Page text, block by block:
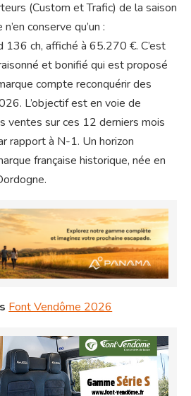
(Custom et Trafic) de la saison
conserve qu’un :
136 ch, affiché à 65.270 €. C’est
et bonifié qui est proposé
compte reconquérir des
L’objectif est en voie de
ventes sur ces 12 derniers mois
rapport à N-1. Un horizon
française historique, née en
Font Vendôme 2026